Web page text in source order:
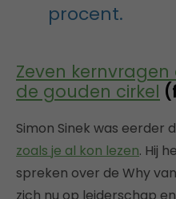
procent.
Zeven
de gouden cirkel
Simon Sinek was eerder
zoals je al kon lezen. Hij
spreken over de Why